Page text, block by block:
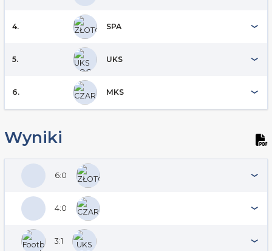
4. SPA
5. UKS
6. MKS
Wyniki
6:0
4:0
3:1